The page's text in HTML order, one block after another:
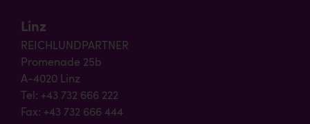
Linz
REICHLUNDPARTNER
Promenade 25b
A-4020 Linz
Tel: +43 732 666 222
Fax: +43 732 666 444